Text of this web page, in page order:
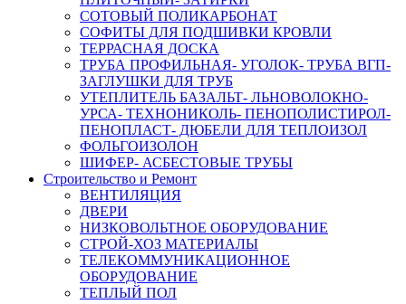
СОТОВЫЙ ПОЛИКАРБОНАТ
СОФИТЫ ДЛЯ ПОДШИВКИ КРОВЛИ
ТЕРРАСНАЯ ДОСКА
ТРУБА ПРОФИЛЬНАЯ- УГОЛОК- ТРУБА ВГП-
ЗАГЛУШКИ ДЛЯ ТРУБ
УТЕПЛИТЕЛЬ БАЗАЛЬТ- ЛЬНОВОЛОКНО-
УРСА- ТЕХНОНИКОЛЬ- ПЕНОПОЛИСТИРОЛ-
ПЕНОПЛАСТ- ДЮБЕЛИ ДЛЯ ТЕПЛОИЗОЛ
ФОЛЬГОИЗОЛОН
ШИФЕР- АСБЕСТОВЫЕ ТРУБЫ
Строительство и Ремонт
ВЕНТИЛЯЦИЯ
ДВЕРИ
НИЗКОВОЛЬТНОЕ ОБОРУДОВАНИЕ
СТРОЙ-ХОЗ МАТЕРИАЛЫ
ТЕЛЕКОММУНИКАЦИОННОЕ
ОБОРУДОВАНИЕ
ТЕПЛЫЙ ПОЛ